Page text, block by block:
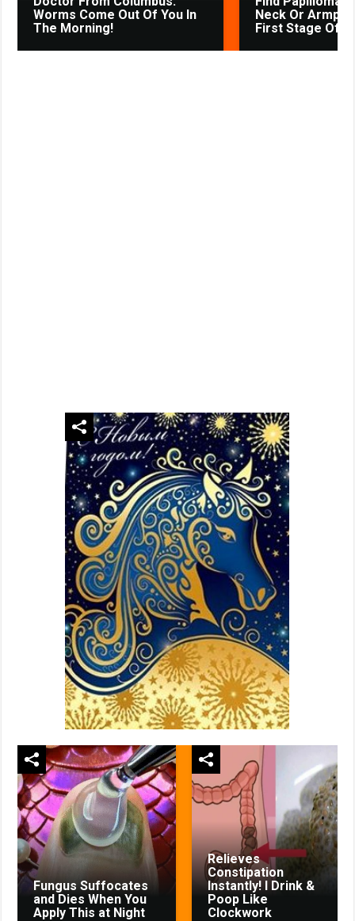
i
Worms Come Out Of You In
The Morning!
Neck Or
First Stage Of...
Fungus Suffocates
and Dies When You
Apply This at Night
Relieves
Constipation
Instantly! I Drink &
Poop Like
Clockwork